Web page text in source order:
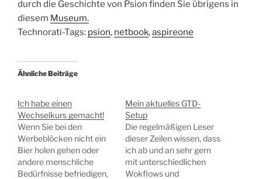
durch die Geschichte von Psion finden Sie übrigens in
diesem Museum.
Technorati-Tags: psion, netbook,aspireone
Ähnliche Beiträge
Ich habe einen
Wechselkurs gemacht!
Wenn Sie bei den
Werbeblöcken nicht ein
Bier holen gehen oder
andere menschliche
Bedürfnisse befriedigen,
Mein aktuelles GTD-
Setup
Die regelmäßigen Leser
dieser Zeilen wissen, dass
ich ab und an sehr gern
mit unterschiedlichen
Wokflows und